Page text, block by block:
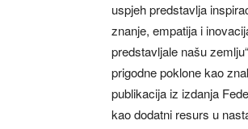
uspjeh predstavlja
znanje, empatija i
predstavljale našu
prigodne poklone kao
publikacija iz izdanja
kao dodatni resurs u